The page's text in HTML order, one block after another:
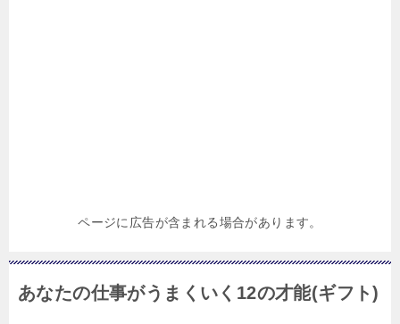
ページに広告が含まれる場合があります。
あなたの仕事がうまくいく12の才能(ギフト)